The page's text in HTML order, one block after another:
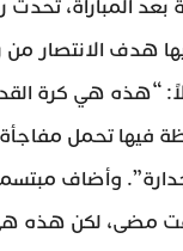
المباراة، تحدث
هدف الانتصار من
(90+14’) قائلاً: “هذه هي
فيها تحمل
وأضاف
مضى، لكن هذه هي